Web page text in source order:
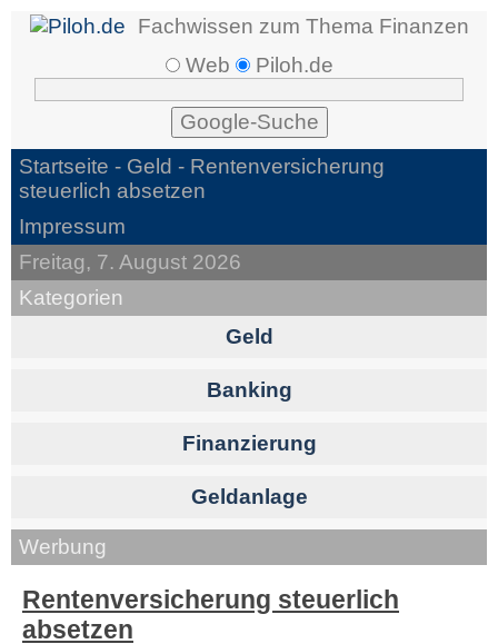
Fachwissen zum Thema Finanzen
Web
Piloh.de
Startseite - Geld - Rentenversicherung
steuerlich absetzen
Impressum
Freitag, 7. August 2026
Kategorien
Geld
Banking
Finanzierung
Geldanlage
Werbung
Rentenversicherung steuerlich
absetzen